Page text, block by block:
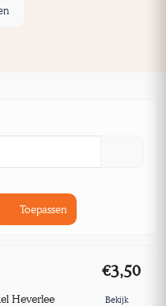
Toepassen
Heverlee
€3,50
Bekijk